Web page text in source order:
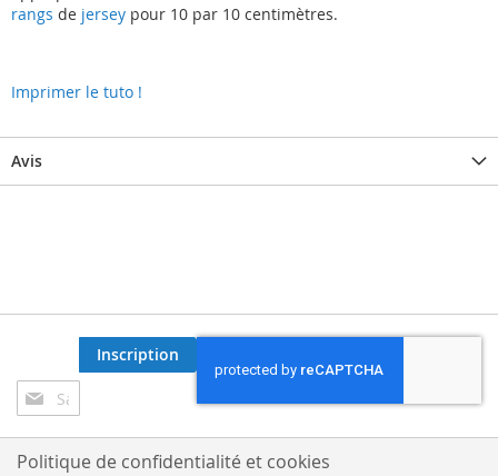
rangs de jersey pour 10 par 10 centimètres.
Imprimer le tuto !
Avis
Inscription
à
notre
lettre
Inscription
Politique de confidentialité et cookies